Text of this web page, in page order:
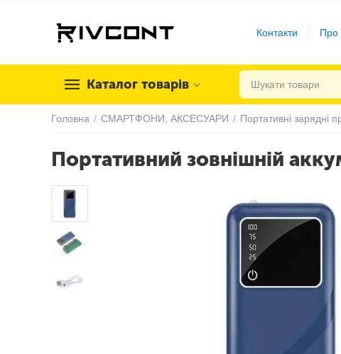
Контакти Про
Каталог товарів
Головна / СМАРТФОНИ, АКСЕСУАРИ / Портативні зарядні
Портативний зовнішній